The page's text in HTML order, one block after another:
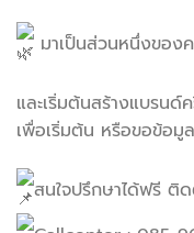
มาเป็นส่วนหนึ่งของ
และเริ่มต้นสร้างแบรน
เพื่อเริ่มต้น หรือขอข้อมู
สนใจปรึกษาได้ฟรี ติ